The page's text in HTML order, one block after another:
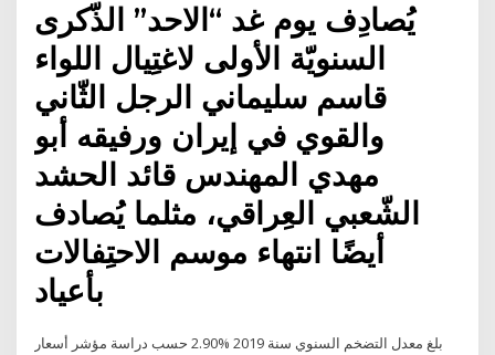
يُصادِف يوم غد “الاحد” الذّكرى
السنويّة الأولى لاغتِيال اللواء
قاسم سليماني الرجل الثّاني
والقوي في إيران ورفيقه أبو
مهدي المهندس قائد الحشد
الشّعبي العِراقي، مثلما يُصادف
أيضًا انتهاء موسم الاحتِفالات
بأعياد
بلغ معدل التضخم السنوي سنة 2019 %2.90 حسب دراسة مؤشر أسعار